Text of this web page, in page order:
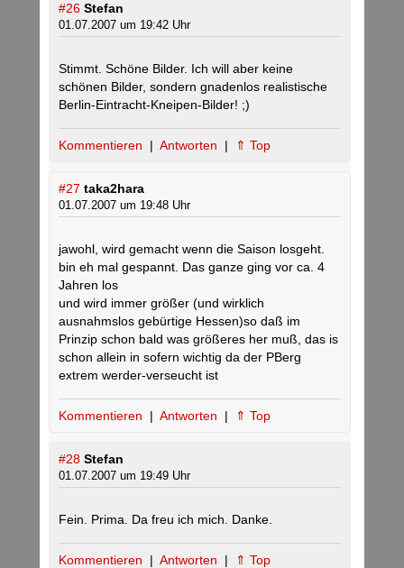
#26 Stefan
01.07.2007 um 19:42 Uhr
Stimmt. Schöne Bilder. Ich will aber keine
schönen Bilder, sondern gnadenlos realistische
Berlin-Eintracht-Kneipen-Bilder! ;)
Kommentieren | Antworten | ⇑ Top
#27 taka2hara
01.07.2007 um 19:48 Uhr
jawohl, wird gemacht wenn die Saison losgeht.
bin eh mal gespannt. Das ganze ging vor ca. 4
Jahren los
und wird immer größer (und wirklich
ausnahmslos gebürtige Hessen)so daß im
Prinzip schon bald was größeres her muß, das is
schon allein in sofern wichtig da der PBerg
extrem werder-verseucht ist
Kommentieren | Antworten | ⇑ Top
#28 Stefan
01.07.2007 um 19:49 Uhr
Fein. Prima. Da freu ich mich. Danke.
Kommentieren | Antworten | ⇑ Top